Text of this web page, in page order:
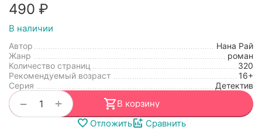
‍490‍ ₽
В наличии
Автор
Нана Рай
Жанр
роман
Количество страниц
320
Рекомендуемый возраст
16+
Серия
Детектив
+
−
В корзину
Отложить
Сравнить